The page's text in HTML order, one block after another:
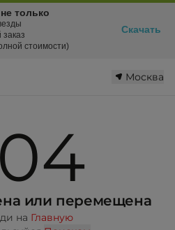
Москва
или перемещена
на Главную
только
стоимости)
Скачать